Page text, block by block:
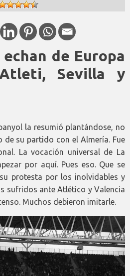
de Europa
Sevilla y
la resumió plantándose, no
su partido con el Almería. Fue
La vocación universal de La
por aquí. Pues eso. Que se
protesta por los inolvidables y
sufridos ante Atlético y Valencia
Muchos debieron imitarle.